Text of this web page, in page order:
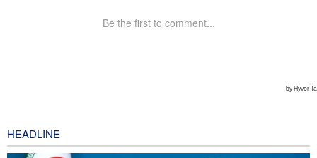
HEADLINE